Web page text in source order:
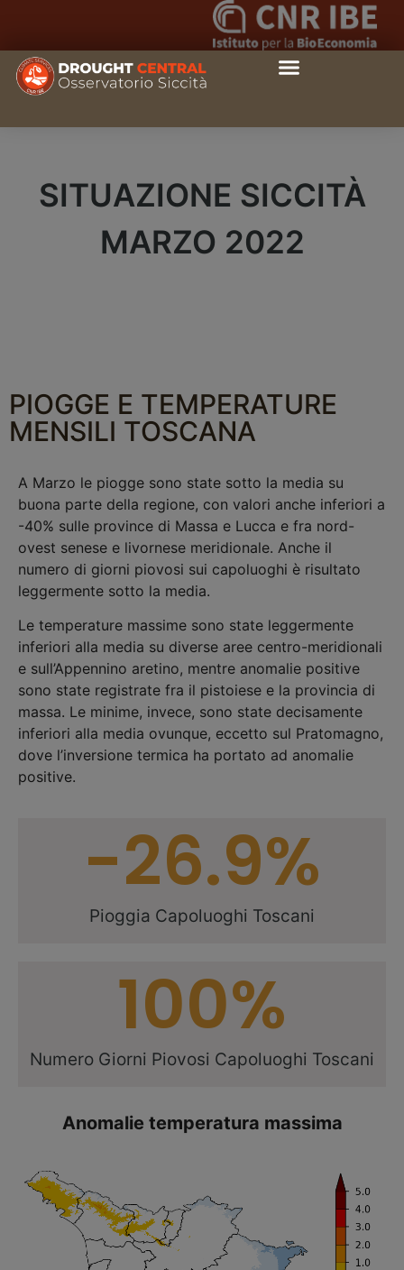
SITUAZIONE SICCITÀ
MARZO 2022
PIOGGE E TEMPERATURE
MENSILI TOSCANA
A Marzo le piogge sono state sotto la media su
buona parte della regione, con valori anche inferiori a
-40% sulle province di Massa e Lucca e fra nord-
ovest senese e livornese meridionale. Anche il
numero di giorni piovosi sui capoluoghi è risultato
leggermente sotto la media.
Le temperature massime sono state leggermente
inferiori alla media su diverse aree centro-meridionali
e sull’Appennino aretino, mentre anomalie positive
sono state registrate fra il pistoiese e la provincia di
massa. Le minime, invece, sono state decisamente
inferiori alla media ovunque, eccetto sul Pratomagno,
dove l’inversione termica ha portato ad anomalie
positive.
Pioggia Capoluoghi Toscani
-26.9%
Numero Giorni Piovosi Capoluoghi Toscani
100%
Anomalie temperatura massima